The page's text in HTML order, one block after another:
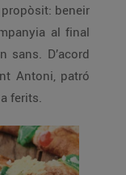
beneir
al final
sans. D’acord
Antoni, patró
ferits.